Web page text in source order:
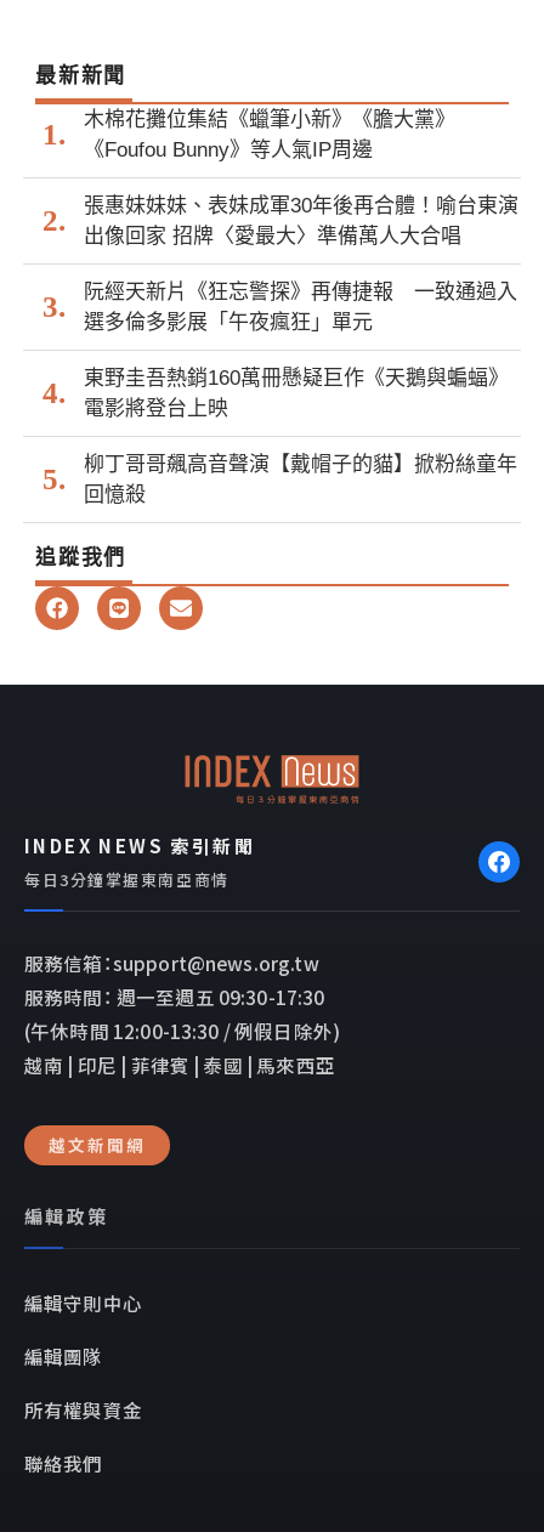
最新新聞
木棉花攤位集結《蠟筆小新》《膽大黨》
《Foufou Bunny》等人氣IP周邊
張惠妹妹妹、表妹成軍30年後再合體！喻台東演
出像回家 招牌〈愛最大〉準備萬人大合唱
阮經天新片《狂忘警探》再傳捷報 一致通過入
選多倫多影展「午夜瘋狂」單元
東野圭吾熱銷160萬冊懸疑巨作《天鵝與蝙蝠》
電影將登台上映
柳丁哥哥飆高音聲演【戴帽子的貓】掀粉絲童年
回憶殺
追蹤我們
F
a
b
L
i
E
n
l
INDEX NEWS 索引新聞
每日3分鐘掌握東南亞商情
服務信箱：support@news.org.tw
服務時間： 週一至週五 09:30-17:30
(午休時間 12:00-13:30 / 例假日除外)
越南 | 印尼 | 菲律賓 | 泰國 | 馬來西亞
越文新聞網
編輯政策
編輯守則中心
編輯團隊
所有權與資金
聯絡我們